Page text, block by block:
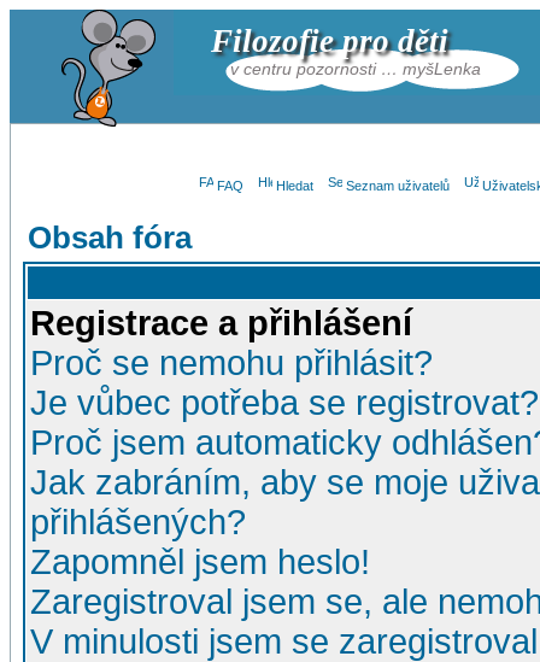
Filozofie pro děti
v centru pozornosti … myšLenka
FAQ Hledat Seznam uživatelů
Obsah fóra
Registrace a přihlášení
Proč se nemohu přihlásit?
Je vůbec potřeba se registrovat?
Proč jsem automaticky
Jak zabráním, aby se moje
přihlášených?
Zapomněl jsem heslo!
Zaregistroval jsem se, ale
V minulosti jsem se